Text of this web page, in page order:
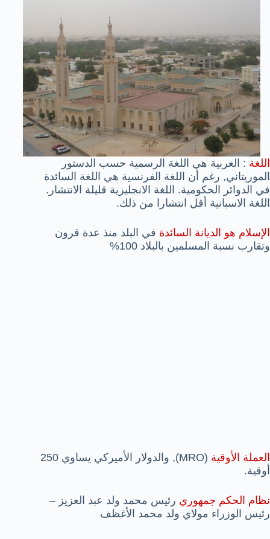
اللغة : العربية هي اللغة الرسمية حسب الدستور
الموريتاني, رغم أن اللغة الفرنسية هي اللغة السائدة
في الدوائر الحكومية. اللغة الانجليزية قليلة الانتشار.
اللغة الاسبانية أقل انتشارا من ذلك.
الإسلام هو الديانة السائدة في البلد منذ عدة قرون
وتقارب نسبة المسلمين بالبلاد 100%
العملة الأوقية
(MRO), والدولار الأميركي يساوي 250
أوقية.
نظام الحكم جمهوري رئيس محمد ولد عبد العزيز –
رئيس الوزراء مولاي ولد محمد الأغظف